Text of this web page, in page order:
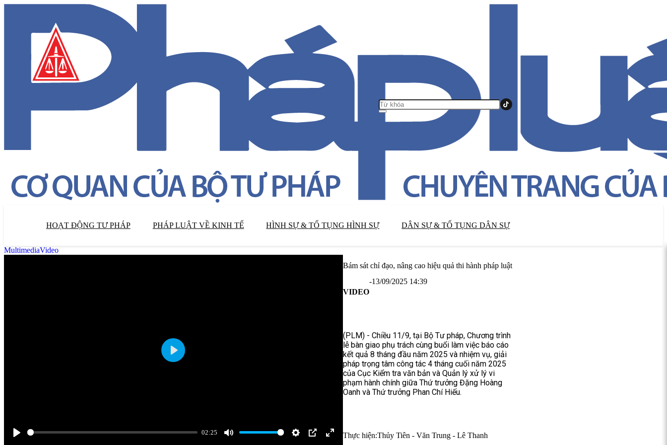
HOẠT ĐỘNG TƯ PHÁP PHÁP LUẬT VỀ KINH TẾ HÌNH SỰ & TỐ TỤNG HÌNH SỰ DÂN SỰ & TỐ TỤNG DÂN SỰ
MultimediaVideo
02:25
Phát
Bám sát chỉ đạo, nâng cao hiệu quả thi hành pháp luật
VIDEO
-13/09/2025 14:39
(PLM) - Chiều 11/9, tại Bộ Tư pháp, Chương trình
lễ bàn giao phụ trách cùng buổi làm việc báo cáo
kết quả 8 tháng đầu năm 2025 và nhiệm vụ, giải
pháp trọng tâm công tác 4 tháng cuối năm 2025
của Cục Kiểm tra văn bản và Quản lý xử lý vi
phạm hành chính giữa Thứ trưởng Đặng Hoàng
Oanh và Thứ trưởng Phan Chí Hiếu.
Thực hiện:Thủy Tiên - Văn Trung - Lê Thanh